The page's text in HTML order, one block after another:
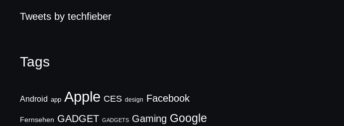
Tweets by techfieber
Tags
Android app Apple CES design Facebook
Fernsehen GADGET GADGETS Gaming Google